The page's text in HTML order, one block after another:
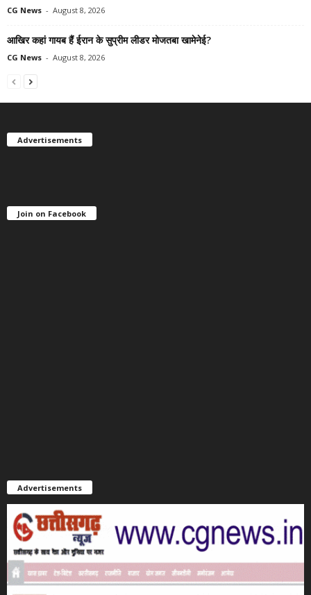
CG News - August 8, 2026
आखिर कहां गायब हैं ईरान के सुप्रीम लीडर मोजतबा खामेनेई?
CG News - August 8, 2026
Advertisements
Join on Facebook
Advertisements